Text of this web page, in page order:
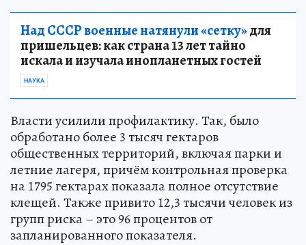
Над СССР военные натянули «сетку»для
пришельцев: как страна 13 лет тайно
искала и изучала инопланетных гостей
НАУКА
Власти усилили профилактику. Так, было
обработано более 3 тысяч гектаров
общественных территорий, включая парки и
летние лагеря, причём контрольная проверка
на 1795 гектарах показала полное отсутствие
клещей. Также привито 12,3 тысячи человек из
групп риска – это 96 процентов от
запланированного показателя.